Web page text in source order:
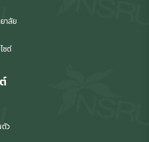
าลัย
ซต์
ว